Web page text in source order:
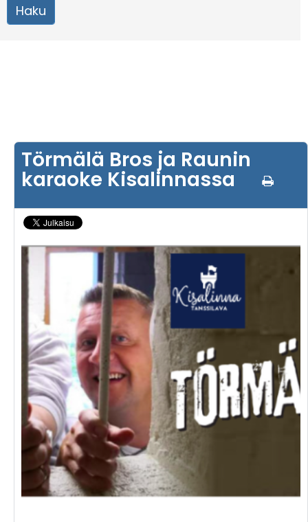
Törmälä Bros ja Raunin
karaoke Kisalinnassa